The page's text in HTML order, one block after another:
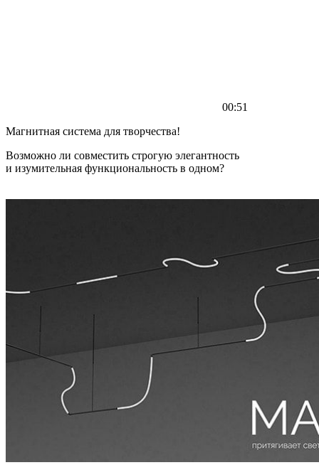
00:51
Магнитная система для творчества!
Возможно ли совместить строгую элегантность
и изумительная функциональность в одном?